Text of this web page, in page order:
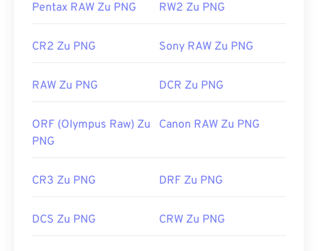
Erstveröffentlichung:
1. Oktober 1996
LifeWire-Artikel zu PNGs
Wiki-Artikel zu PNGs
Verwandte PNG-Tools:
Bildern auszuwählen
Pentax RAW Zu PNG RW2 Zu PNG
CR2 Zu PNG Sony RAW Zu PNG
RAW Zu PNG DCR Zu PNG
ORF (Olympus Raw) Zu
PNG
Canon RAW Zu PNG
CR3 Zu PNG DRF Zu PNG
DCS Zu PNG CRW Zu PNG